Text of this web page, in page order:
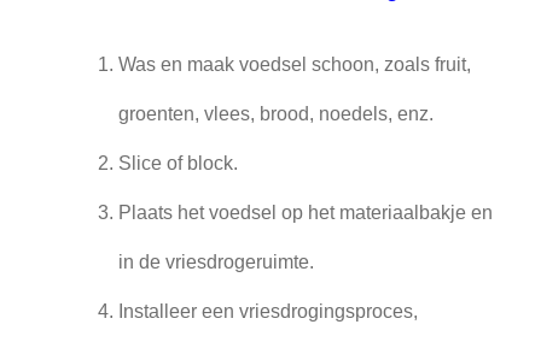
Was en maak voedsel schoon, zoals fruit,
groenten, vlees, brood, noedels, enz.
Slice of block.
Plaats het voedsel op het materiaalbakje en
in de vriesdrogeruimte.
Installeer een vriesdrogingsproces,